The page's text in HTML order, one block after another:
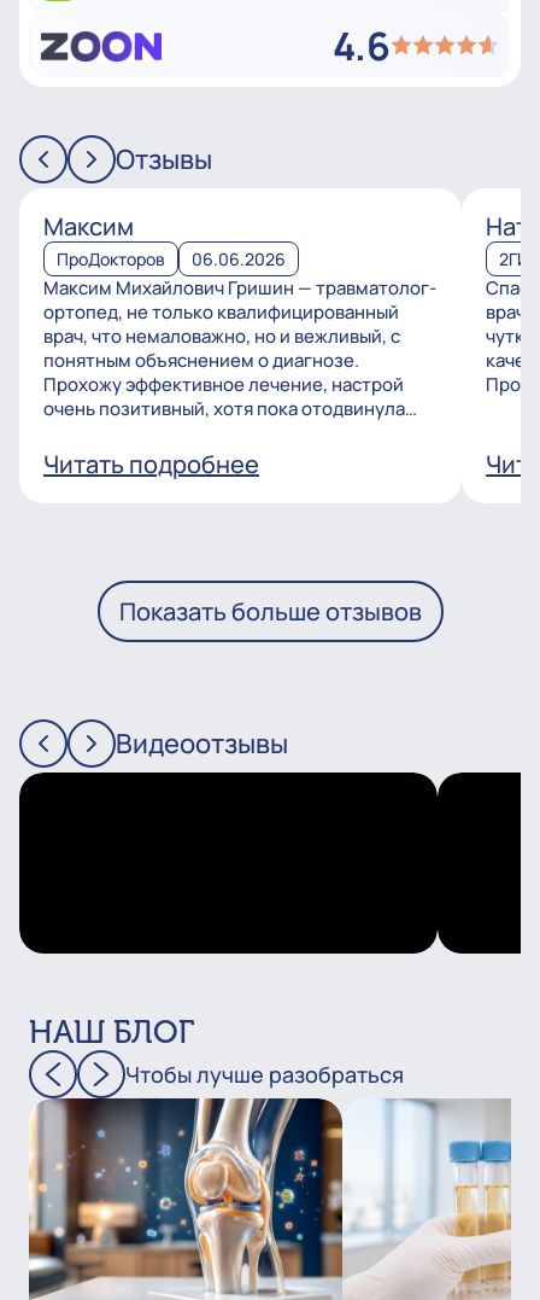
4.6
Отзывы
Максим
ПроДокторов 06.06.2026
Максим Михайлович Гришин — травматолог-
ортопед, не только квалифицированный
врач, что немаловажно, но и вежливый, с
понятным объяснением о диагнозе.
Прохожу эффективное лечение, настрой
очень позитивный, хотя пока отодвинула
Читать подробнее
Показать больше отзывов
Видеоотзывы
НАШ БЛОГ
Чтобы лучше разобраться